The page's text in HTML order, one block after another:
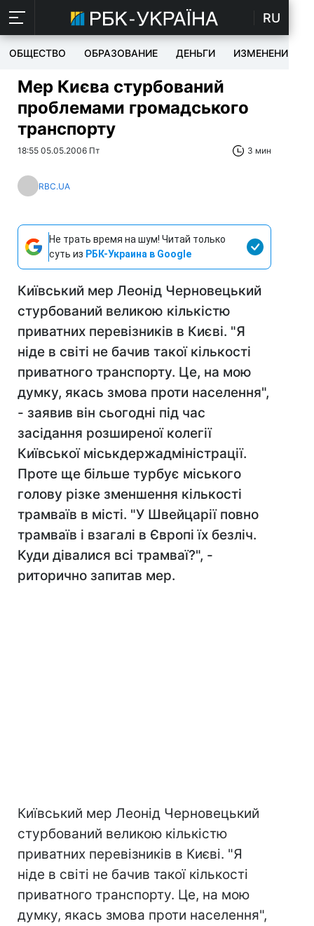
RU
ОБЩЕСТВО ОБРАЗОВАНИЕ ДЕНЬГИ ИЗМЕНЕНИЯ
Мер Києва стурбований
проблемами громадського
транспорту
18:55 05.05.2006 Пт 3 мин
RBC.UA
Не трать время на шум! Читай только
суть из РБК-Украина в Google
Київський мер Леонід Черновецький
стурбований великою кількістю
приватних перевізників в Києві. "Я
ніде в світі не бачив такої кількості
приватного транспорту. Це, на мою
думку, якась змова проти населення",
- заявив він сьогодні під час
засідання розширеної колегії
Київської міськдержадміністрації.
Проте ще більше турбує міського
голову різке зменшення кількості
трамваїв в місті. "У Швейцарії повно
трамваїв і взагалі в Європі їх безліч.
Куди дівалися всі трамваї?", -
риторично запитав мер.
Київський мер Леонід Черновецький
стурбований великою кількістю
приватних перевізників в Києві. "Я
ніде в світі не бачив такої кількості
приватного транспорту. Це, на мою
думку, якась змова проти населення",